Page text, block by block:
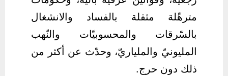
مترهّلة مثقلة بالفساد والانشغال
بالسّرقات والمحسوبيّات والنّهب
المليونيّ والملياريّ، وحدّث عن أكثر من
ذلك دون حرج.